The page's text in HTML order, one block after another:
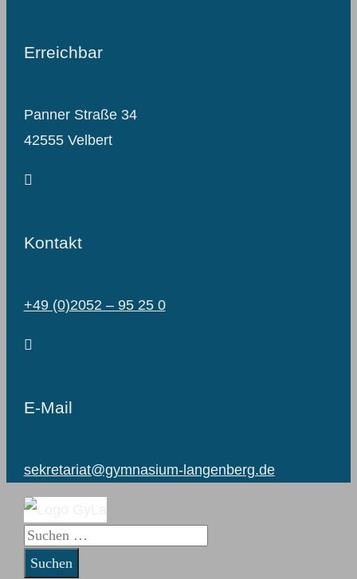
Erreichbar
Panner Straße 34
42555 Velbert
Kontakt
+49 (0)2052 – 95 25 0
E-Mail
sekretariat@gymnasium-langenberg.de
Suchen
nach: